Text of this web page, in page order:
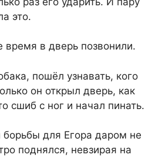
это.
время в дверь позвонили.
пошёл узнавать, кого
он открыл дверь, как
сшиб с ног и начал пинать.
для Егора даром не
поднялся, невзирая на